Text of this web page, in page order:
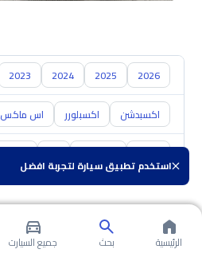
استخدم تطبيق سيارة لتجربة افضل
2026
2025
2024
2023
اكسبدشن اكسبلورر اس ماكس
الرئيسية بحث جميع السيارت